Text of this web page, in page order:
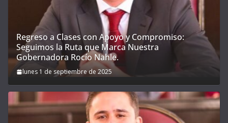
Regreso a Clases con Apoyo y Compromiso:
Seguimos la Ruta que Marca Nuestra
Gobernadora Rocío Nahle.
lunes 1 de septiembre de 2025